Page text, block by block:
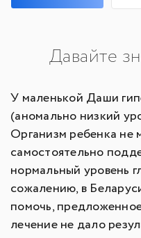
Давайте
У маленькой Даши
(аномально низкий
Организм ребенка не
самостоятельно
нормальный уровень
сожалению, в
помочь,
лечение не дало